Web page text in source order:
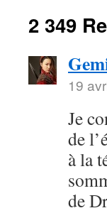
2 349
19
Je
de
à la
de